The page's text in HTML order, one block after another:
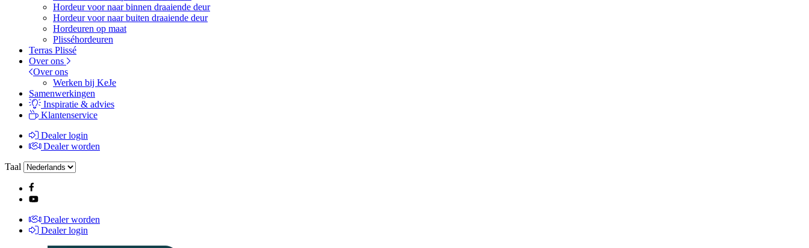
Hordeur voor naar binnen draaiende deur
Hordeur voor naar buiten draaiende deur
Hordeuren op maat
Plisséhordeuren
Terras Plissé
Over ons
Over ons
Werken bij KeJe
Samenwerkingen
Inspiratie & advies
Klantenservice
Dealer login
Dealer worden
Taal
Dealer worden
Dealer login